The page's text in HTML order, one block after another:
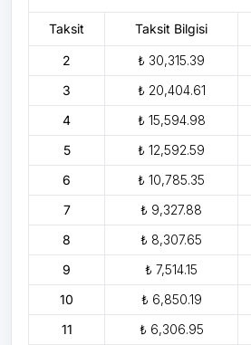
Taksit Taksit Bilgisi
2 ₺ 30,315.39
3
₺ 20,404.61
4
₺ 15,594.98
5
₺ 12,592.59
6
₺ 10,785.35
7
₺ 9,327.88
8
₺ 8,307.65
9
₺ 7,514.15
10
₺ 6,850.19
11
₺ 6,306.95